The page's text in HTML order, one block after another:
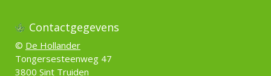
Contactgegevens
© De Hollander
Tongersesteenweg 47
3800 Sint Truiden